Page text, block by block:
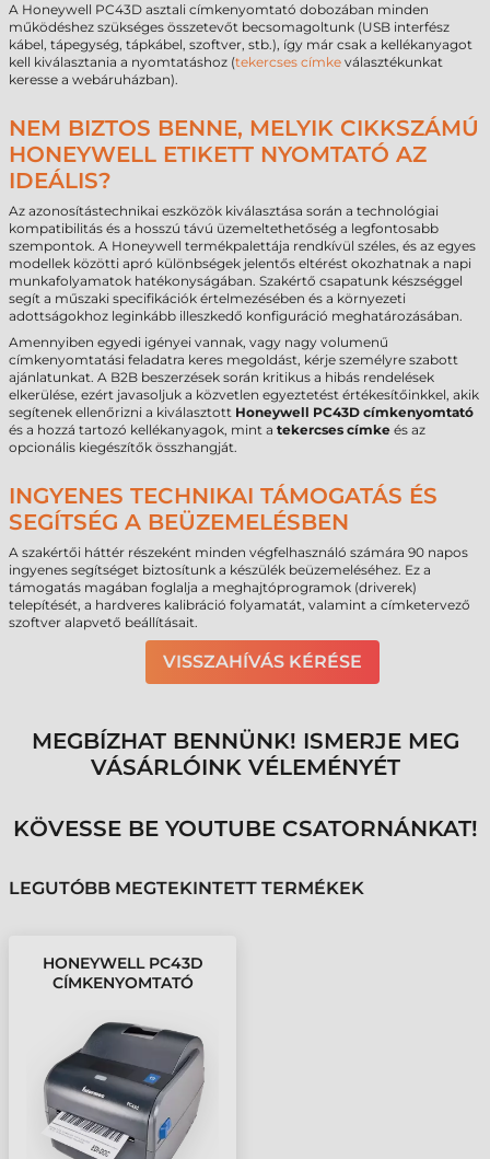
A Honeywell PC43D asztali címkenyomtató dobozában minden
működéshez szükséges összetevőt becsomagoltunk (USB interfész
kábel, tápegység, tápkábel, szoftver, stb.), így már csak a kellékanyagot
kell kiválasztania a nyomtatáshoz (tekercses címke választékunkat
keresse a webáruházban).
NEM BIZTOS BENNE, MELYIK CIKKSZÁMÚ
HONEYWELL ETIKETT NYOMTATÓ AZ
IDEÁLIS?
Az azonosítástechnikai eszközök kiválasztása során a technológiai
kompatibilitás és a hosszú távú üzemeltethetőség a legfontosabb
szempontok. A Honeywell termékpalettája rendkívül széles, és az egyes
modellek közötti apró különbségek jelentős eltérést okozhatnak a napi
munkafolyamatok hatékonyságában. Szakértő csapatunk készséggel
segít a műszaki specifikációk értelmezésében és a környezeti
adottságokhoz leginkább illeszkedő konfiguráció meghatározásában.
Amennyiben egyedi igényei vannak, vagy nagy volumenű
címkenyomtatási feladatra keres megoldást, kérje személyre szabott
ajánlatunkat. A B2B beszerzések során kritikus a hibás rendelések
elkerülése, ezért javasoljuk a közvetlen egyeztetést értékesítőinkkel, akik
segítenek ellenőrizni a kiválasztott Honeywell PC43D címkenyomtató
és a hozzá tartozó kellékanyagok, mint a tekercses címke és az
opcionális kiegészítők összhangját.
INGYENES TECHNIKAI TÁMOGATÁS ÉS
SEGÍTSÉG A BEÜZEMELÉSBEN
A szakértői háttér részeként minden végfelhasználó számára 90 napos
ingyenes segítséget biztosítunk a készülék beüzemeléséhez. Ez a
támogatás magában foglalja a meghajtóprogramok (driverek)
telepítését, a hardveres kalibráció folyamatát, valamint a címketervező
szoftver alapvető beállításait.
VISSZAHÍVÁS KÉRÉSE
MEGBÍZHAT BENNÜNK! ISMERJE MEG
VÁSÁRLÓINK VÉLEMÉNYÉT
KÖVESSE BE YOUTUBE CSATORNÁNKAT!
LEGUTÓBB MEGTEKINTETT TERMÉKEK
HONEYWELL PC43D
CÍMKENYOMTATÓ